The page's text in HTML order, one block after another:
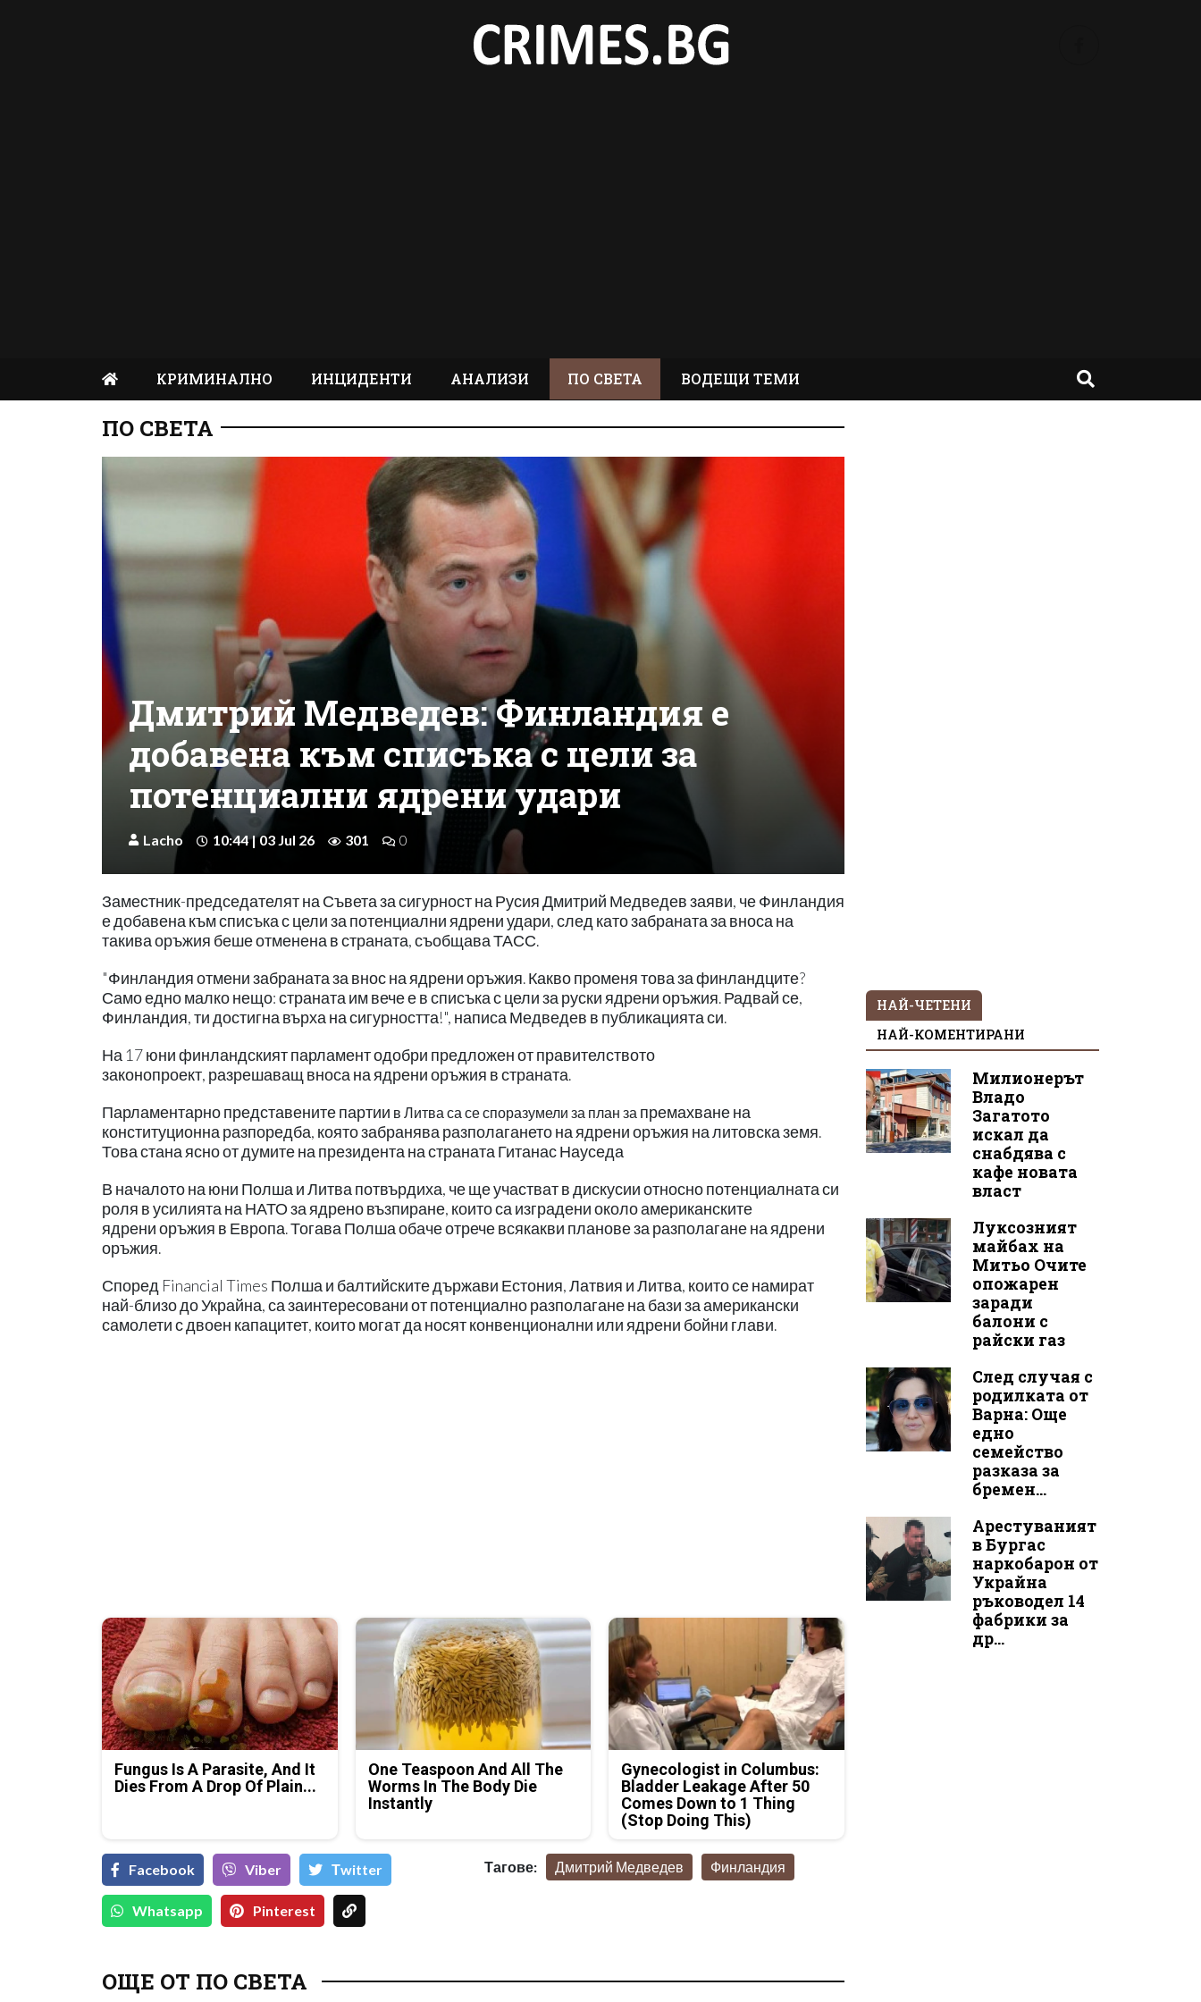
КРИМИНАЛНО ИНЦИДЕНТИ АНАЛИЗИ ПО СВЕТА ВОДЕЩИ ТЕМИ
ПО СВЕТА
Дмитрий Медведев: Финландия е
добавена към списъка с цели за
потенциални ядрени удари
Lacho 10:44 | 03 Jul 26 301 0
Заместник-председателят на Съвета за сигурност на Русия Дмитрий Медведев заяви, че Финландия
е добавена към списъка с цели за потенциални ядрени удари, след като забраната за вноса на
такива оръжия беше отменена в страната, съобщава ТАСС.
"Финландия отмени забраната за внос на ядрени оръжия. Какво променя това за финландците?
Само едно малко нещо: страната им вече е в списъка с цели за руски ядрени оръжия. Радвай се,
Финландия, ти достигна върха на сигурността!", написа Медведев в публикацията си.
На 17 юни финландският парламент одобри предложен от правителството
законопроект, разрешаващ вноса на ядрени оръжия в страната.
Парламентарно представените партии в Литва са се споразумели за план за премахване на
конституционна разпоредба, която забранява разполагането на ядрени оръжия на литовска земя.
Това стана ясно от думите на президента на страната Гитанас Науседа
В началото на юни Полша и Литва потвърдиха, че ще участват в дискусии относно потенциалната си
роля в усилията на НАТО за ядрено възпиране, които са изградени около американските
ядрени оръжия в Европа. Тогава Полша обаче отрече всякакви планове за разполагане на ядрени
оръжия.
Според Financial Times Полша и балтийските държави Естония, Латвия и Литва, които се намират
най-близо до Украйна, са заинтересовани от потенциално разполагане на бази за американски
самолети с двоен капацитет, които могат да носят конвенционални или ядрени бойни глави.
Fungus Is A Parasite, And It
Dies From A Drop Of Plain...
One Teaspoon And All The
Worms In The Body Die
Instantly
Gynecologist in Columbus:
Bladder Leakage After 50
Comes Down to 1 Thing
(Stop Doing This)
Facebook Viber Тwitter
Whatsapp Pinterest
Тагове: Дмитрий Медведев Финландия
ОЩЕ ОТ ПО СВЕТА
НАЙ-ЧЕТЕНИ
НАЙ-КОМЕНТИРАНИ
Милионерът
Владо
Загатото
искал да
снабдява с
кафе новата
власт
Луксозният
майбах на
Митьо Очите
опожарен
заради
балони с
райски газ
След случая с
родилката от
Варна: Още
едно
семейство
разказа за
бремен...
Арестуваният
в Бургас
наркобарон от
Украйна
ръководел 14
фабрики за
др...